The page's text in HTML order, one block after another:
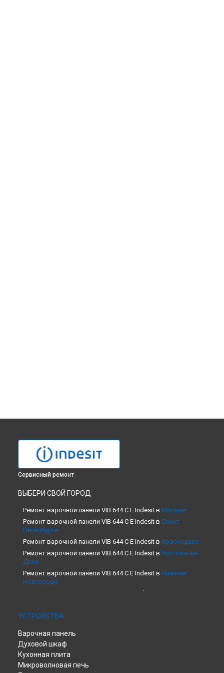
Сервисный ремонт
ВЫБЕРИ СВОЙ ГОРОД
Ремонт варочной панели VIB 644 C E Indesit в Москве
Ремонт варочной панели VIB 644 C E Indesit в Санкт-
Петербурге
Ремонт варочной панели VIB 644 C E Indesit в Краснодаре
Ремонт варочной панели VIB 644 C E Indesit в Ростове-на-
Дону
Ремонт варочной панели VIB 644 C E Indesit в Нижнем
Новгороде
Ремонт варочной панели VIB 644 C E Indesit в
Ремонт варочной панели VIB 644 C E Indesit в
Ремонт варочной панели VIB 644 C E Indesit в
Ремонт варочной панели VIB 644 C E Indesit в
Ремонт варочной панели VIB 644 C E Indesit в
Ремонт варочной панели VIB 644 C E Indesit в
УСТРОЙСТВА
Варочная панель
Духовой шкаф
Кухонная плита
Микроволновая печь